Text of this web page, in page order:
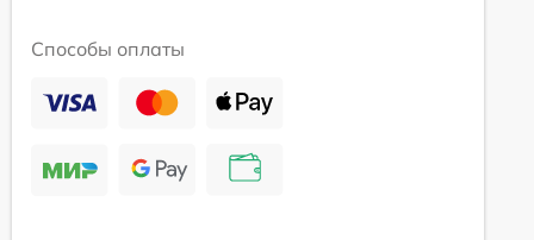
Способы оплаты